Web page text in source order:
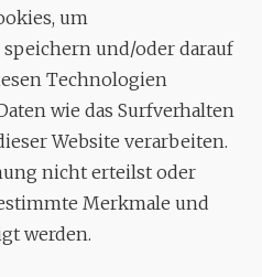
um
und/oder darauf
Technologien
wie das Surfverhalten
Website verarbeiten.
nicht erteilst oder
Merkmale und
werden.
Stuttgart
Leiter:
Trummer
/ 34 23 57 1
YouTube